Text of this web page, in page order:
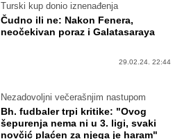
Turski kup donio iznenađenja
Čudno ili ne: Nakon Fenera,
neočekivan poraz i Galatasaraya
29.02.24. 22:44
Nezadovoljni večerašnjim nastupom
Bh. fudbaler trpi kritike: "Ovog
šepurenja nema ni u 3. ligi, svaki
novčić plaćen za njega je haram"